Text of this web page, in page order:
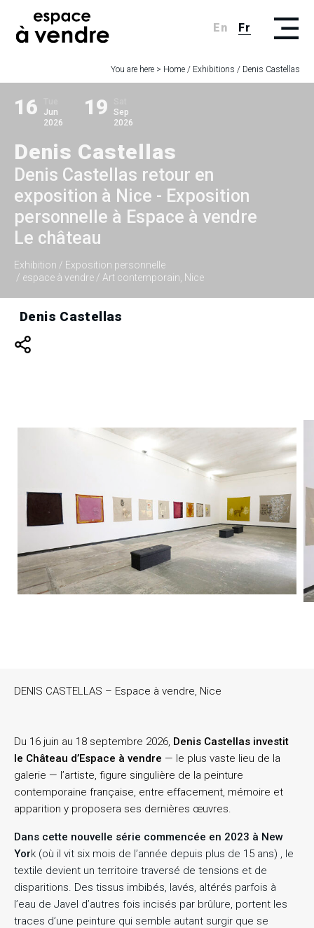
En Fr
You are here > Home / Exhibitions / Denis Castellas
16
Jun
2026
19
Sep
2026
Denis Castellas
Denis Castellas retour en
exposition à Nice - Exposition
personnelle à Espace à vendre
Le château
Exhibition / Exposition personnelle
/ espace à vendre / Art contemporain, Nice
Denis Castellas
DENIS CASTELLAS – Espace à vendre, Nice
Du 16 juin au 18 septembre 2026, Denis Castellas investit
le Château d’Espace à vendre — le plus vaste lieu de la
galerie — l’artiste, figure singulière de la peinture
contemporaine française, entre effacement, mémoire et
apparition y proposera ses dernières œuvres.
Dans cette nouvelle série commencée en 2023 à New
York (où il vit six mois de l’année depuis plus de 15 ans) , le
textile devient un territoire traversé de tensions et de
disparitions. Des tissus imbibés, lavés, altérés parfois à
l’eau de Javel d’autres fois incisés par brûlure, portent les
traces d’une peinture qui semble autant surgir que se